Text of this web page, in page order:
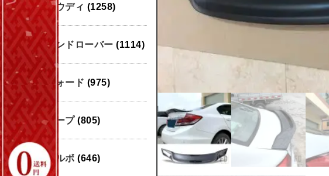
アウディ (1258)
ランドローバー (1114)
フォード (975)
ジープ (805)
ボルボ (646)